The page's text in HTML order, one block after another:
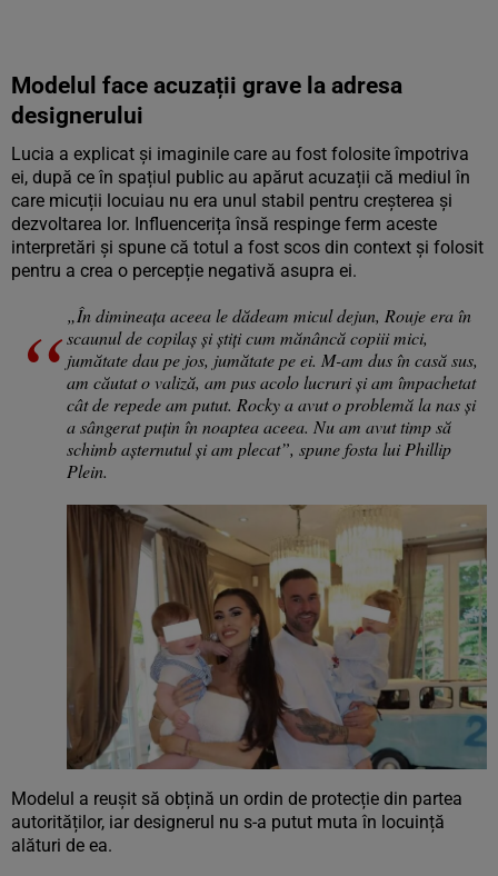
Modelul face acuzații grave la adresa
designerului
Lucia a explicat și imaginile care au fost folosite împotriva
ei, după ce în spațiul public au apărut acuzații că mediul în
care micuții locuiau nu era unul stabil pentru creșterea și
dezvoltarea lor. Influencerița însă respinge ferm aceste
interpretări și spune că totul a fost scos din context și folosit
pentru a crea o percepție negativă asupra ei.
„În dimineața aceea le dădeam micul dejun, Rouje era în
scaunul de copilaș și știți cum mănâncă copiii mici,
jumătate dau pe jos, jumătate pe ei. M-am dus în casă sus,
am căutat o valiză, am pus acolo lucruri și am împachetat
cât de repede am putut. Rocky a avut o problemă la nas și
a sângerat puțin în noaptea aceea. Nu am avut timp să
schimb așternutul și am plecat”, spune fosta lui Phillip
Plein.
Modelul a reușit să obțină un ordin de protecție din partea
autorităților, iar designerul nu s-a putut muta în locuință
alături de ea.